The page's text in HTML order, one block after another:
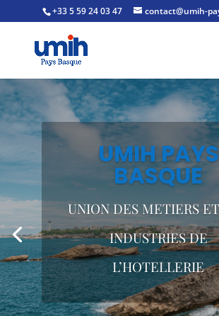
+33 5 59 24 03 47 contact@umih-
L'UMIH
BASQUE A
CRÉEE EN
Elle compte actuellement
adhérents dont :
180 cafés, 290 restaurants, 240
discothèques et 3